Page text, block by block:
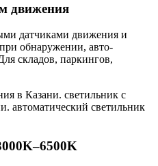
движения
датчиками движения и
обнаружении, авто-
складов, паркингов,
в Казани. светильник с
автоматический светильник